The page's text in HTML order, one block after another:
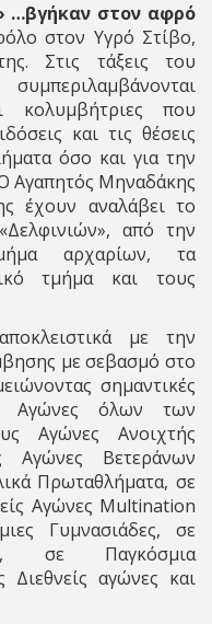
…βγήκαν στον αφρό
στον Υγρό Στίβο,
Στις τάξεις του
κολυμβήτριες που
και τις θέσεις
όσο και για την
Αγαπητός Μηναδάκης
έχουν αναλάβει το
από την
αρχαρίων, τα
τμήμα και τους
με την
με σεβασμό στο
σημαντικές
Αγώνες όλων των
Αγώνες Ανοιχτής
Αγώνες Βετεράνων
Πρωταθλήματα, σε
Αγώνες Multination
Γυμνασιάδες, σε
σε Παγκόσμια
αγώνες και